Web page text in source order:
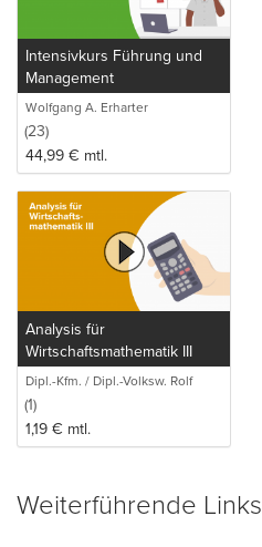
Intensivkurs Führung und
Management
Wolfgang A. Erharter
(23)
44,99 € mtl.
Analysis für
Wirtschaftsmathematik III
Dipl.-Kfm. / Dipl.-Volksw. Rolf
Stahlberger
(1)
1,19 € mtl.
Weiterführende Links